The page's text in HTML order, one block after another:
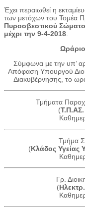
Έχει περαιωθεί η
των μετόχων του Τομέα
Πυροσβεστικού
μέχρι την 9-4-2018.
Σύμφωνα με την υπ’
Απόφαση Υπουργού
Διακυβέρνησης, το
Τμήματα
(Τ.Π.ΑΣ.
Τμήμα
(Κλάδος Υγείας
Γρ.
(